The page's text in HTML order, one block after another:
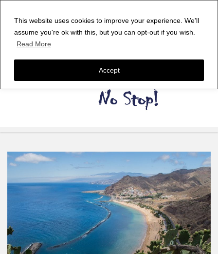
This website uses cookies to improve your experience. We'll
assume you're ok with this, but you can opt-out if you wish.
Read More
Accept